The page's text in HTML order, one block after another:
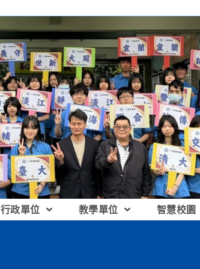
行政單位 教學單位 智慧校園